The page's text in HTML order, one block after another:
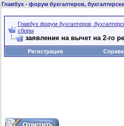
Главбух - форум бухгалтеров,
Главбух форум бухгалтеров,
сборы
заявление на вычет на 2-го
Регистрация